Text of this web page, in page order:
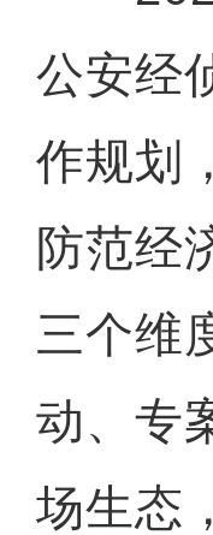
公安经
作规划
防范经
三个维
动、专
场生态